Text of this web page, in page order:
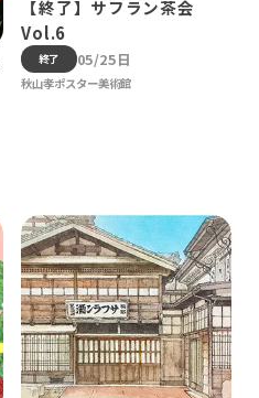
【終了】サフラン茶会
Vol.6
終了 05/25日
秋山孝ポスター美術館